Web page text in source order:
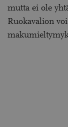
mutta ei ole
Ruokavalion